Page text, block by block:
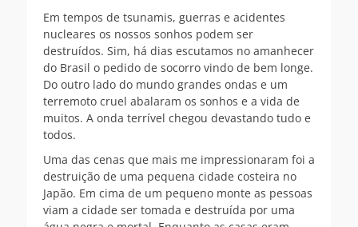
Em tempos de tsunamis, guerras e acidentes
nucleares os nossos sonhos podem ser
destruídos. Sim, há dias escutamos no amanhecer
do Brasil o pedido de socorro vindo de bem longe.
Do outro lado do mundo grandes ondas e um
terremoto cruel abalaram os sonhos e a vida de
muitos. A onda terrível chegou devastando tudo e
todos.
Uma das cenas que mais me impressionaram foi a
destruição de uma pequena cidade costeira no
Japão. Em cima de um pequeno monte as pessoas
viam a cidade ser tomada e destruída por uma